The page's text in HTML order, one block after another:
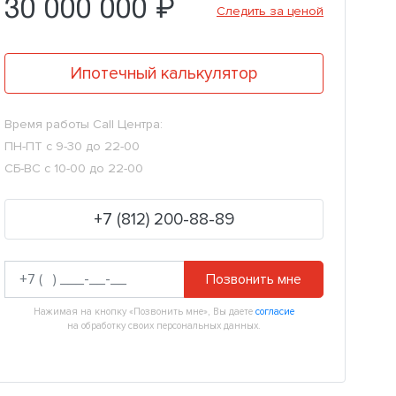
30 000 000 ₽ Следить за ценой
Ипотечный калькулятор
Время работы Call Центра:
ПН-ПТ с 9-30 до 22-00
СБ-ВС с 10-00 до 22-00
+7 (812) 200-88-89
Позвонить мне
Нажимая на кнопку «Позвонить мне», Вы даете согласие
на обработку своих персональных данных.